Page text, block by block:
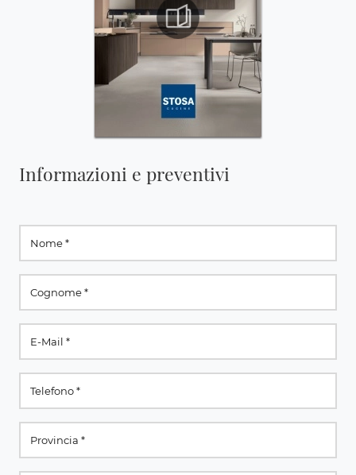
Informazioni e preventivi